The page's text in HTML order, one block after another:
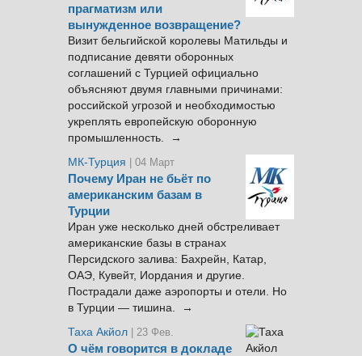
прагматизм или
вынужденное возвращение?
Визит бельгийской королевы Матильды и
подписание девяти оборонных
соглашений с Турцией официально
объясняют двумя главными причинами:
российской угрозой и необходимостью
укреплять европейскую оборонную
промышленность. →
МК-Турция
| 04 Март
Почему Иран не бьёт по
американским базам в
Турции
Иран уже несколько дней обстреливает
американские базы в странах
Персидского залива: Бахрейн, Катар,
ОАЭ, Кувейт, Иордания и другие.
Пострадали даже аэропорты и отели. Но
в Турции — тишина. →
Таха Акйол | 23 Фев.
О чём говорится в докладе